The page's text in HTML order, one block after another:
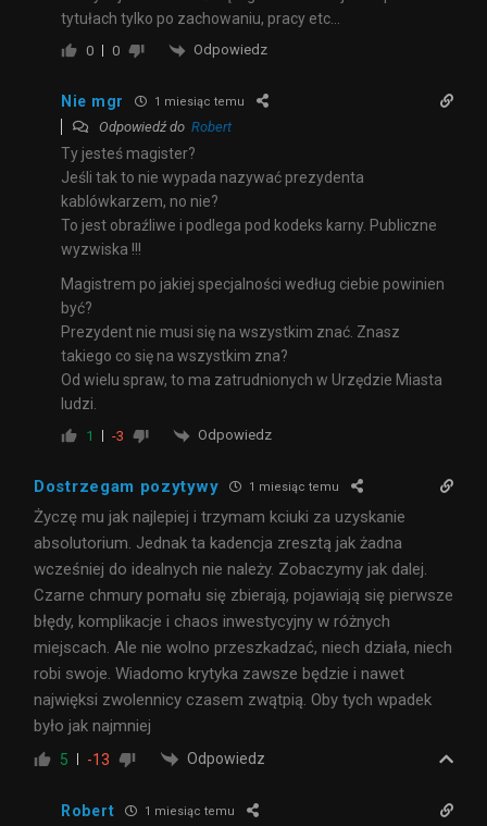
tytułach tylko po zachowaniu, pracy etc…
0 0 Odpowiedz
Nie mgr 1 miesiąc temu
Odpowiedź do Robert
Ty jesteś magister?
Jeśli tak to nie wypada nazywać prezydenta
kablówkarzem, no nie?
To jest obraźliwe i podlega pod kodeks karny. Publiczne
wyzwiska !!!
Magistrem po jakiej specjalności według ciebie powinien
być?
Prezydent nie musi się na wszystkim znać. Znasz
takiego co się na wszystkim zna?
Od wielu spraw, to ma zatrudnionych w Urzędzie Miasta
ludzi.
1 -3 Odpowiedz
Dostrzegam pozytywy 1 miesiąc temu
Życzę mu jak najlepiej i trzymam kciuki za uzyskanie
absolutorium. Jednak ta kadencja zresztą jak żadna
wcześniej do idealnych nie należy. Zobaczymy jak dalej.
Czarne chmury pomału się zbierają, pojawiają się pierwsze
błędy, komplikacje i chaos inwestycyjny w różnych
miejscach. Ale nie wolno przeszkadzać, niech działa, niech
robi swoje. Wiadomo krytyka zawsze będzie i nawet
najwięksi zwolennicy czasem zwątpią. Oby tych wpadek
było jak najmniej
5 -13 Odpowiedz
Robert 1 miesiąc temu